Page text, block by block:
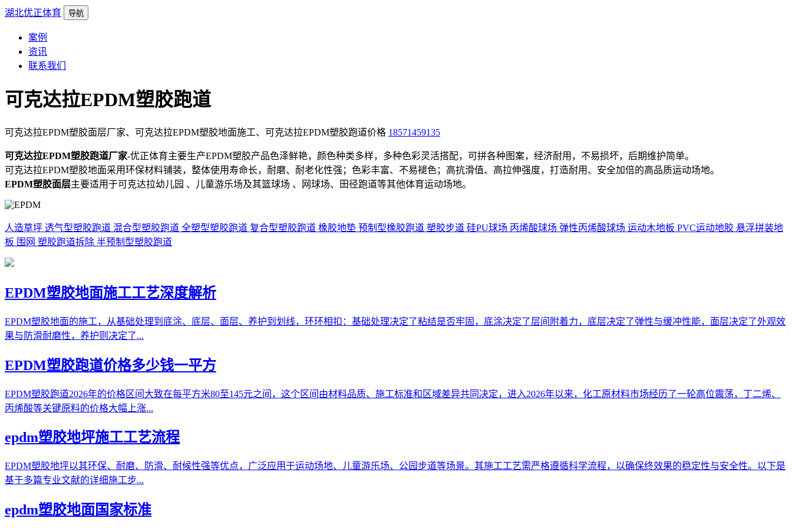
湖北优正体育 导航
案例
资讯
联系我们
可克达拉EPDM塑胶跑道
可克达拉EPDM塑胶面层厂家、可克达拉EPDM塑胶地面施工、可克达拉EPDM塑胶跑道价格 18571459135
可克达拉EPDM塑胶跑道厂家-优正体育主要生产EPDM塑胶产品色泽鲜艳，颜色种类多样，多种色彩灵活搭配，可拼各种图案，经济耐用，不易损坏，后期维护简单。
可克达拉EPDM塑胶地面采用环保材料铺装，整体使用寿命长，耐磨、耐老化性强；色彩丰富、不易褪色；高抗滑值、高拉伸强度，打造耐用、安全加倍的高品质运动场地。
EPDM塑胶面层主要适用于可克达拉幼儿园 、儿童游乐场及其篮球场 、网球场、田径跑道等其他体育运动场地。
人造草坪 透气型塑胶跑道 混合型塑胶跑道 全塑型塑胶跑道 复合型塑胶跑道 橡胶地垫 预制型橡胶跑道 塑胶步道 硅PU球场 丙烯酸球场 弹性丙烯酸球场 运动木地板 PVC运动地胶 悬浮拼装地
板 围网 塑胶跑道拆除 半预制型塑胶跑道
EPDM塑胶地面施工工艺深度解析
EPDM塑胶地面的施工，从基础处理到底涂、底层、面层、养护到划线，环环相扣：基础处理决定了粘结是否牢固，底涂决定了层间附着力，底层决定了弹性与缓冲性能，面层决定了外观效
果与防滑耐磨性，养护则决定了...
EPDM塑胶跑道价格多少钱一平方
EPDM塑胶跑道2026年的价格区间大致在每平方米80至145元之间，这个区间由材料品质、施工标准和区域差异共同决定，进入2026年以来，化工原材料市场经历了一轮高位震荡，丁二烯、
丙烯酸等关键原料的价格大幅上涨...
epdm塑胶地坪施工工艺流程
EPDM塑胶地坪以其环保、耐磨、防滑、耐候性强等优点，广泛应用于运动场地、儿童游乐场、公园步道等场景。其施工工艺需严格遵循科学流程，以确保终效果的稳定性与安全性。以下是
基于多篇专业文献的详细施工步...
epdm塑胶地面国家标准